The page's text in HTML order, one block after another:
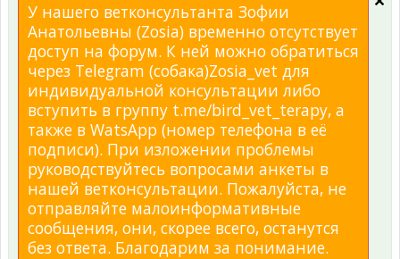
У нашего ветконсультанта Зофии
Анатольевны (Zosia) временно отсутствует
доступ на форум. К ней можно обратиться
через Telegram (собака)Zosia_vet для
индивидуальной консультации либо
вступить в группу t.me/bird_vet_terapy, а
также в WatsApp (номер телефона в её
подписи). При изложении проблемы
руководствуйтесь вопросами анкеты в
нашей ветконсультации. Пожалуйста, не
отправляйте малоинформативные
сообщения, они, скорее всего, останутся
без ответа. Благодарим за понимание.